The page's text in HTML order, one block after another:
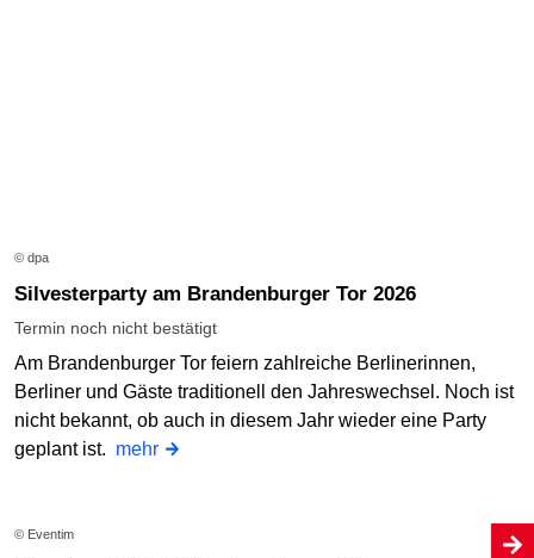
© dpa
Silvesterparty am Brandenburger Tor 2026
Termin noch nicht bestätigt
Am Brandenburger Tor feiern zahlreiche Berlinerinnen,
Berliner und Gäste traditionell den Jahreswechsel. Noch ist
nicht bekannt, ob auch in diesem Jahr wieder eine Party
geplant ist. mehr
© Eventim